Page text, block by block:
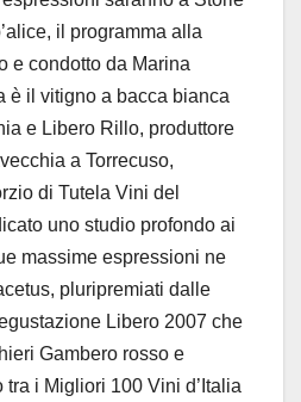
il programma alla
e condotto da Marina
è il vitigno a bacca bianca
e Libero Rillo, produttore
a Torrecuso,
di Tutela Vini del
uno studio profondo ai
massime espressioni ne
pluripremiati dalle
Libero 2007 che
Gambero rosso e
i Migliori 100 Vini d’Italia